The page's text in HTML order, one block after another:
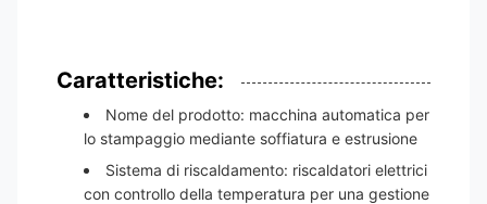
Caratteristiche:
Nome del prodotto: macchina automatica per
lo stampaggio mediante soffiatura e estrusione
Sistema di riscaldamento: riscaldatori elettrici
con controllo della temperatura per una gestione